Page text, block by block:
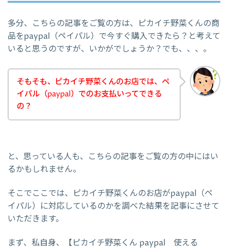
多分、こちらの記事をご覧の方は、ピカイチ野菜くんの商
品をpaypal（ペイパル）で今すぐ購入できたら？と考えて
いると思うのですが、いかがでしょうか？でも、、、。
そもそも、ピカイチ野菜くんのお店では、ペ
イパル（paypal）でのお支払いってできる
の？
と、思っている人も、こちらの記事をご覧の方の中にはい
るかもしれません。
そこでここでは、ピカイチ野菜くんのお店がpaypal（ペ
イパル）に対応しているのかを調べた結果を記事にさせて
いただきます。
まず、私自身、【ピカイチ野菜くん paypal 使える